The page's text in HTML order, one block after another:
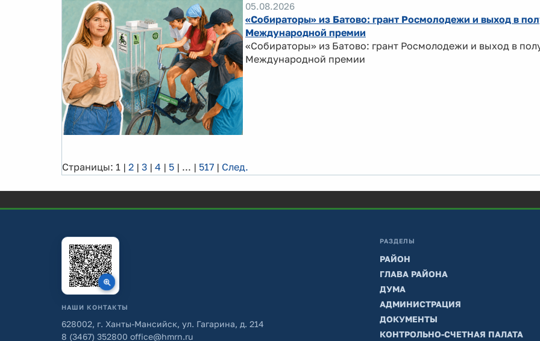
05.08.2026
«Собираторы» из Батово: грант Росмолодежи и выход в
Международной премии
«Собираторы» из Батово: грант Росмолодежи и выход в
Международной премии
Страницы: 1 | 2 | 3 | 4 | 5 | ... | 517 | След.
НАШИ КОНТАКТЫ
628002, г. Ханты-Мансийск, ул. Гагарина, д. 214
8 (3467) 352800 office@hmrn.ru
РАЗДЕЛЫ
РАЙОН
ГЛАВА РАЙОНА
ДУМА
АДМИНИСТРАЦИЯ
ДОКУМЕНТЫ
КОНТРОЛЬНО-СЧЕТНАЯ ПАЛАТА